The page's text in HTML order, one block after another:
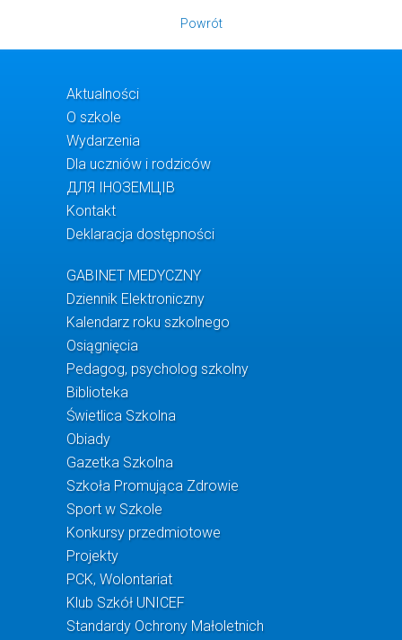
Powrót
Aktualności
O szkole
Wydarzenia
Dla uczniów i rodziców
ДЛЯ ІНОЗЕМЦІВ
Kontakt
Deklaracja dostępności
GABINET MEDYCZNY
Dziennik Elektroniczny
Kalendarz roku szkolnego
Osiągnięcia
Pedagog, psycholog szkolny
Biblioteka
Świetlica Szkolna
Obiady
Gazetka Szkolna
Szkoła Promująca Zdrowie
Sport w Szkole
Konkursy przedmiotowe
Projekty
PCK, Wolontariat
Klub Szkół UNICEF
Standardy Ochrony Małoletnich